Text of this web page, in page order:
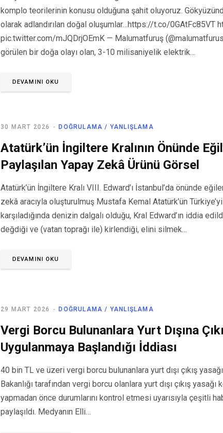
komplo teorilerinin konusu olduğuna şahit oluyoruz.
olarak adlandırılan doğal oluşumlar…https://t.co/0GAtFc85VT
pic.twitter.com/mJQDrjOEmK — Malumatfuruş
görülen bir doğa olayı olan, 3-10 milisaniyelik elektrik…
DEVAMINI OKU
DOĞRULAMA / YANLIŞLAMA
30 MART 2026
Atatürk’ün İngiltere Kralının Önünde
Paylaşılan Yapay Zekâ Ürünü Görsel
Atatürk’ün İngiltere Kralı VIII. Edward’ı İstanbul’da önünde
zekâ aracıyla oluşturulmuş Mustafa Kemal Atatürk’ün
karşıladığında denizin dalgalı olduğu, Kral Edward’ın iddia
değdiği ve (vatan toprağı ile) kirlendiği, elini silmek…
DEVAMINI OKU
DOĞRULAMA / YANLIŞLAMA
29 MART 2026
Vergi Borcu Bulunanlara Yurt Dışına
Uygulanmaya Başlandığı İddiası
40 bin TL ve üzeri vergi borcu bulunanlara yurt dışı çıkış
Bakanlığı tarafından vergi borcu olanlara yurt dışı çıkış
yapmadan önce durumlarını kontrol etmesi uyarısıyla çeşitli
paylaşıldı. Medyanın Elli…